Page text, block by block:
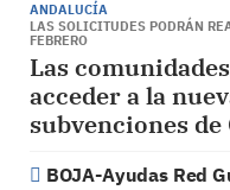
ANDALUCÍA
LAS SOLICITUDES PODRÁN
FEBRERO
Las
acceder a la
subvenciones
BOJA-Ayudas Red